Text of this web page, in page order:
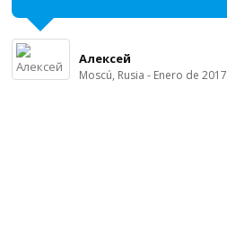
Алексей
Moscú, Rusia - Enero de 2017